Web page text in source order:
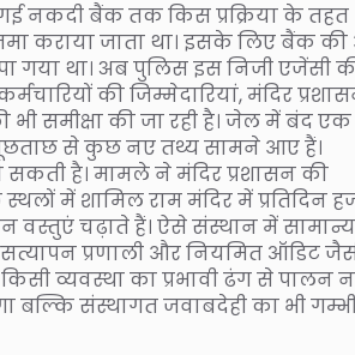
नकदी बैंक तक किस प्रक्रिया के तहत
कराया जाता था। इसके लिए बैंक
गया था। अब पुलिस इस निजी एजेंसी
की जिम्मेदारियां, मंदिर
समीक्षा की जा रही है। जेल में बंद एक
से कुछ नए तथ्य सामने आए हैं।
है। मामले ने मंदिर प्रशासन की
में शामिल राम मंदिर में प्रतिदिन
वस्तुएं चढ़ाते हैं। ऐसे संस्थान में
सत्यापन प्रणाली और नियमित ऑडिट
व्यवस्था का प्रभावी ढंग से पालन
बल्कि संस्थागत जवाबदेही का भी